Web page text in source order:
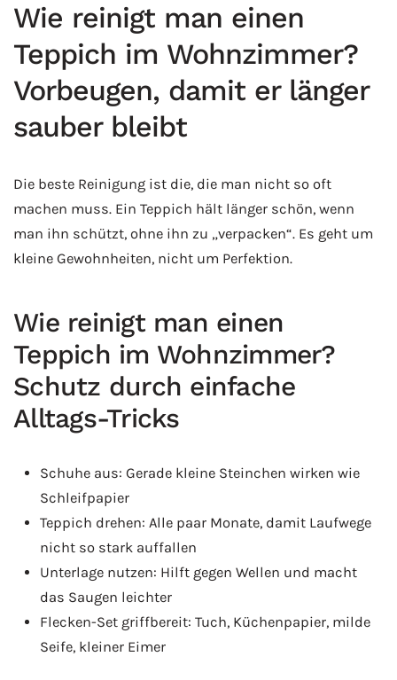
Wie reinigt man einen
Teppich im Wohnzimmer?
Vorbeugen, damit er länger
sauber bleibt
Die beste Reinigung ist die, die man nicht so oft
machen muss. Ein Teppich hält länger schön, wenn
man ihn schützt, ohne ihn zu „verpacken“. Es geht um
kleine Gewohnheiten, nicht um Perfektion.
Wie reinigt man einen
Teppich im Wohnzimmer?
Schutz durch einfache
Alltags-Tricks
Schuhe aus: Gerade kleine Steinchen wirken wie
Schleifpapier
Teppich drehen: Alle paar Monate, damit Laufwege
nicht so stark auffallen
Unterlage nutzen: Hilft gegen Wellen und macht
das Saugen leichter
Flecken-Set griffbereit: Tuch, Küchenpapier, milde
Seife, kleiner Eimer